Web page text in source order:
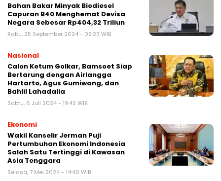
Bahan Bakar Minyak Biodiesel
Capuran B40 Menghemat Devisa
Negara Sebesar Rp404,32 Triliun
Rabu, 25 September 2024 - 09:23 WIB
Nasional
Calon Ketum Golkar, Bamsoet Siap
Bertarung dengan Airlangga
Hartarto, Agus Gumiwang, dan
Bahlil Lahadalia
Sabtu, 6 Juli 2024 - 19:42 WIB
Ekonomi
Wakil Kanselir Jerman Puji
Pertumbuhan Ekonomi Indonesia
Salah Satu Tertinggi di Kawasan
Asia Tenggara
Selasa, 7 Mei 2024 - 14:40 WIB